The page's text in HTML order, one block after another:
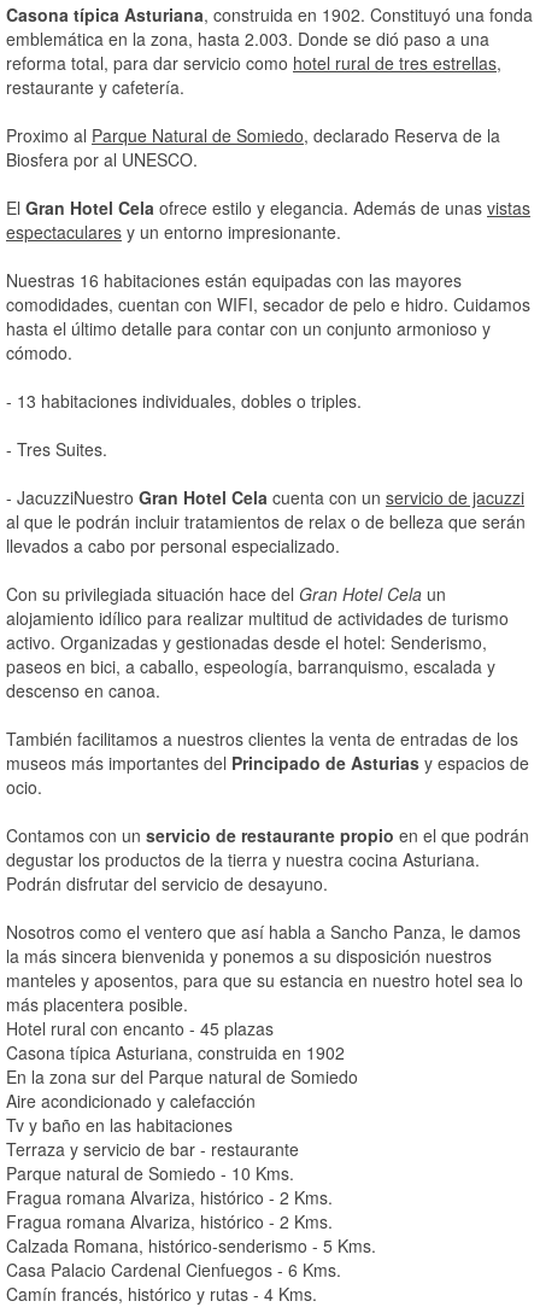
Casona típica Asturiana, construida en 1902. Constituyó una fonda
emblemática en la zona, hasta 2.003. Donde se dió paso a una
reforma total, para dar servicio como hotel rural de tres estrellas,
restaurante y cafetería.
Proximo al Parque Natural de Somiedo, declarado Reserva de la
Biosfera por al UNESCO.
El Gran Hotel Cela ofrece estilo y elegancia. Además de unas vistas
espectaculares y un entorno impresionante.
Nuestras 16 habitaciones están equipadas con las mayores
comodidades, cuentan con WIFI, secador de pelo e hidro. Cuidamos
hasta el último detalle para contar con un conjunto armonioso y
cómodo.
- 13 habitaciones individuales, dobles o triples.
- Tres Suites.
- JacuzziNuestro Gran Hotel Cela cuenta con un servicio de jacuzzi
al que le podrán incluir tratamientos de relax o de belleza que serán
llevados a cabo por personal especializado.
Con su privilegiada situación hace del Gran Hotel Cela un
alojamiento idílico para realizar multitud de actividades de turismo
activo. Organizadas y gestionadas desde el hotel: Senderismo,
paseos en bici, a caballo, espeología, barranquismo, escalada y
descenso en canoa.
También facilitamos a nuestros clientes la venta de entradas de los
museos más importantes del Principado de Asturias y espacios de
ocio.
Contamos con un servicio de restaurante propio en el que podrán
degustar los productos de la tierra y nuestra cocina Asturiana.
Podrán disfrutar del servicio de desayuno.
Nosotros como el ventero que así habla a Sancho Panza, le damos
la más sincera bienvenida y ponemos a su disposición nuestros
manteles y aposentos, para que su estancia en nuestro hotel sea lo
más placentera posible.
Hotel rural con encanto - 45 plazas
Casona típica Asturiana, construida en 1902
En la zona sur del Parque natural de Somiedo
Aire acondicionado y calefacción
Tv y baño en las habitaciones
Terraza y servicio de bar - restaurante
Parque natural de Somiedo - 10 Kms.
Fragua romana Alvariza, histórico - 2 Kms.
Fragua romana Alvariza, histórico - 2 Kms.
Calzada Romana, histórico-senderismo - 5 Kms.
Casa Palacio Cardenal Cienfuegos - 6 Kms.
Camín francés, histórico y rutas - 4 Kms.